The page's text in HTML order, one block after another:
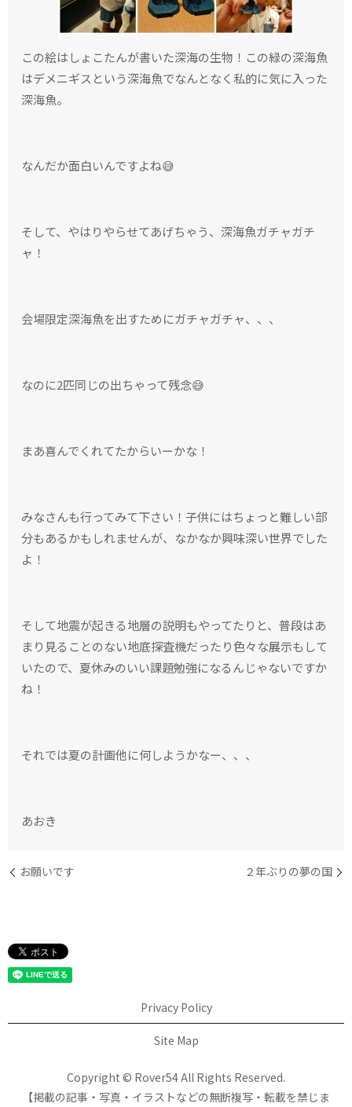
この絵はしょこたんが書いた深海の生物！この緑の深海魚
はデメニギスという深海魚でなんとなく私的に気に入った
深海魚。
なんだか面白いんですよね😅
そして、やはりやらせてあげちゃう、深海魚ガチャガチ
ャ！
会場限定深海魚を出すためにガチャガチャ、、、
なのに2匹同じの出ちゃって残念😅
まあ喜んでくれてたからいーかな！
みなさんも行ってみて下さい！子供にはちょっと難しい部
分もあるかもしれませんが、なかなか興味深い世界でした
よ！
そして地震が起きる地層の説明もやってたりと、普段はあ
まり見ることのない地底探査機だったり色々な展示もして
いたので、夏休みのいい課題勉強になるんじゃないですか
ね！
それでは夏の計画他に何しようかなー、、、
あおき
お願いです ２年ぶりの夢の国
Privacy Policy
Site Map
Copyright © Rover54 All Rights Reserved.
【掲載の記事・写真・イラストなどの無断複写・転載を禁じま